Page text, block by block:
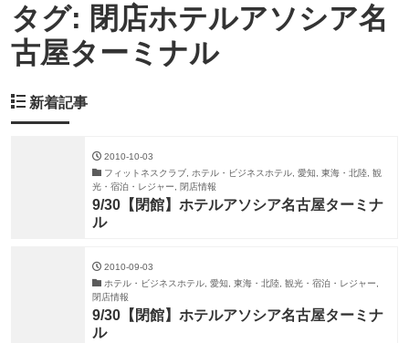
タグ: 閉店ホテルアソシア名
古屋ターミナル
新着記事
2010-10-03
フィットネスクラブ, ホテル・ビジネスホテル, 愛知, 東海・北陸, 観
光・宿泊・レジャー, 閉店情報
9/30【閉館】ホテルアソシア名古屋ターミナ
ル
2010-09-03
ホテル・ビジネスホテル, 愛知, 東海・北陸, 観光・宿泊・レジャー,
閉店情報
9/30【閉館】ホテルアソシア名古屋ターミナ
ル